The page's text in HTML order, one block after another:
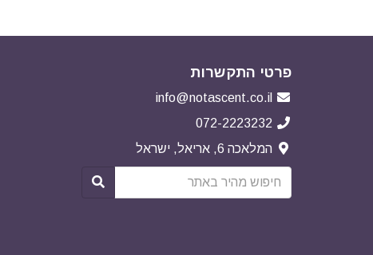
פרטי התקשרות
info@notascent.co.il
072-2223232
המלאכה 6, אריאל, ישראל